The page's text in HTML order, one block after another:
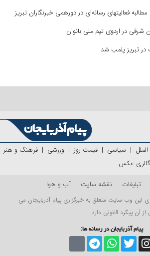
فعالیتهای رسانه‌ای در دورهمی خبرنگاران تبریز
شرقی در اردوی تیم ملی بانوان
در تبریز پلمب شد
| سیاسی | قیمت روز | ورزشی | فرهنگ و هنر
گالری عکس
تبلیغات نقشه سایت آب و هوا
این وب سایت متعلق به خبرگزاری پیام آذربایجان می
آن پیگرد قانونی دارد.
پیام آذربایجان در رسانه ها: